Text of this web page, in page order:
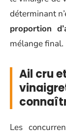
déterminant
proportion
mélange final.
Ail cru
Les